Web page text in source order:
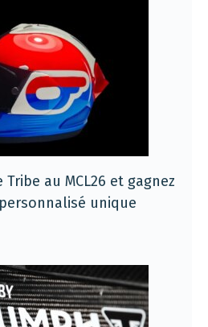
au MCL26 et gagnez
personnalisé unique